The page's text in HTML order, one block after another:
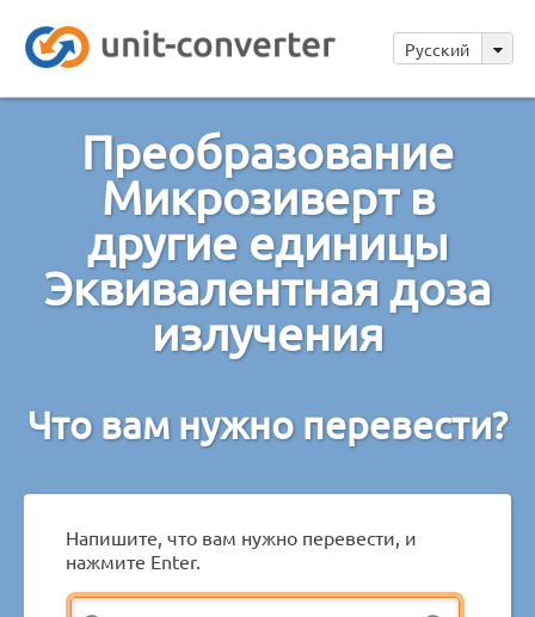
Русский
Преобразование
Микрозиверт в
другие единицы
Эквивалентная доза
излучения
Что вам нужно перевести?
Напишите, что вам нужно перевести, и
нажмите Enter.